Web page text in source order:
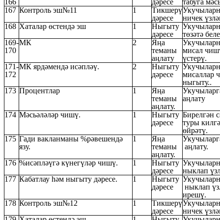
166
дәресе
табуга
167 Контроль эш№11 1
Тикшерү
дәресе
ничек
168 Хаталар өстендә эш 1
Ныгыту
дәресе
төзәтә
169-
170
МК 2
Яңа
теманы
аңлату
мисал
үстерү.
171-
172
МК ярдәмендә исәпләү. 2
Ныгыту
дәресе
мисаллар
ныгыту..
173 Процентлар 1
Яңа
теманы
аңлату.
аңлату
174 Мәсьәләләр чишү. 1
Ныгыту
дәресе
Бирелгән
туры
өйрәтү.
175 Гади вакланманы %рәвешендә
язу.
1
Яңа
теманы
аңлату.
аңлату.
176 %исәпләүгә күнегүләр чишү. 1
Ныгыту
дәресе
ныклап
177 Кабатлау һәм ныгыту дәресе. 1
Ныгыту
дәресе
ныклап
ирешү.
178 Контроль эш№12 1
Тикшерү
дәресе
ничек